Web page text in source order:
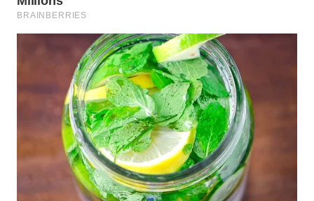
WAHANA
WAHANA
ADVOKAT
WAHANA
INFRASTRUKTUR